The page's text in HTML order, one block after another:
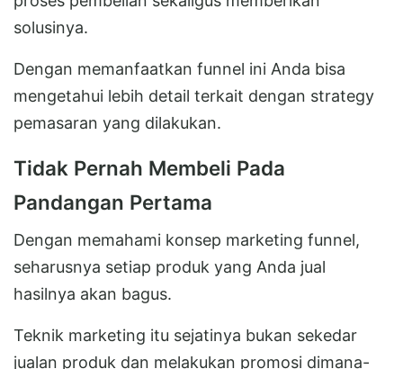
solusinya.
Dengan memanfaatkan funnel ini Anda bisa
mengetahui lebih detail terkait dengan strategy
pemasaran yang dilakukan.
Tidak Pernah Membeli Pada
Pandangan Pertama
Dengan memahami konsep marketing funnel,
seharusnya setiap produk yang Anda jual
hasilnya akan bagus.
Teknik marketing itu sejatinya bukan sekedar
jualan produk dan melakukan promosi dimana-